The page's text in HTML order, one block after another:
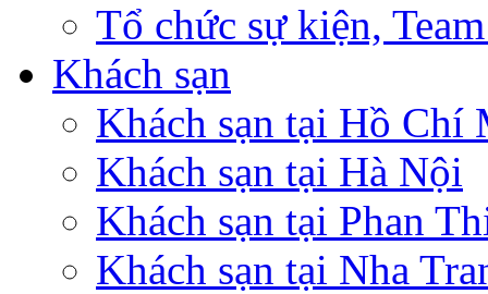
Tổ chức sự kiện,
Khách sạn
Khách sạn tại Hồ Chí
Khách sạn tại Hà Nội
Khách sạn tại Phan
Khách sạn tại Nha